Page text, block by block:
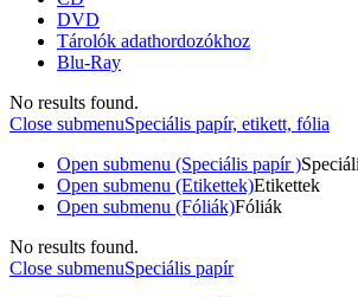
DVD
Tárolók adathordozókhoz
Blu-Ray
No results found.
Close submenuSpeciális papír, etikett, fólia
Open submenu (Speciális papír )
Open submenu (Etikettek)Etikettek
Open submenu (Fóliák)Fóliák
No results found.
Close submenuSpeciális papír